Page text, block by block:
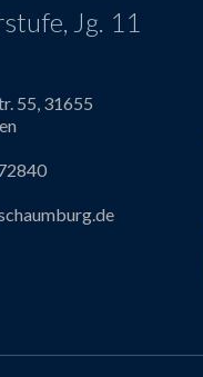
Jg. 11
55, 31655